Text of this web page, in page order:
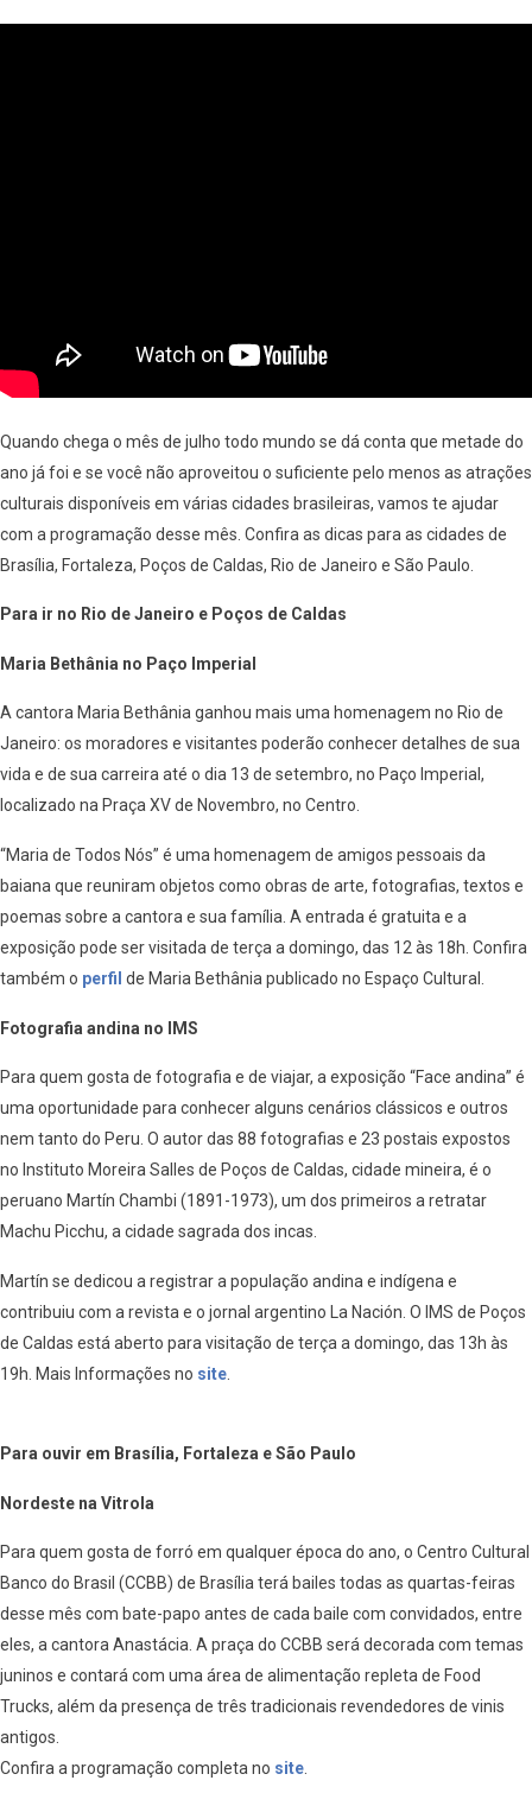
Quando chega o mês de julho todo mundo se dá conta que metade do
ano já foi e se você não aproveitou o suficiente pelo menos as atrações
culturais disponíveis em várias cidades brasileiras, vamos te ajudar
com a programação desse mês. Confira as dicas para as cidades de
Brasília, Fortaleza, Poços de Caldas, Rio de Janeiro e São Paulo.
Para ir no Rio de Janeiro e Poços de Caldas
Maria Bethânia no Paço Imperial
A cantora Maria Bethânia ganhou mais uma homenagem no Rio de
Janeiro: os moradores e visitantes poderão conhecer detalhes de sua
vida e de sua carreira até o dia 13 de setembro, no Paço Imperial,
localizado na Praça XV de Novembro, no Centro.
“Maria de Todos Nós” é uma homenagem de amigos pessoais da
baiana que reuniram objetos como obras de arte, fotografias, textos e
poemas sobre a cantora e sua família. A entrada é gratuita e a
exposição pode ser visitada de terça a domingo, das 12 às 18h. Confira
também o perfil de Maria Bethânia publicado no Espaço Cultural.
Fotografia andina no IMS
Para quem gosta de fotografia e de viajar, a exposição “Face andina” é
uma oportunidade para conhecer alguns cenários clássicos e outros
nem tanto do Peru. O autor das 88 fotografias e 23 postais expostos
no Instituto Moreira Salles de Poços de Caldas, cidade mineira, é o
peruano Martín Chambi (1891-1973), um dos primeiros a retratar
Machu Picchu, a cidade sagrada dos incas.
Martín se dedicou a registrar a população andina e indígena e
contribuiu com a revista e o jornal argentino La Nación. O IMS de Poços
de Caldas está aberto para visitação de terça a domingo, das 13h às
19h. Mais Informações no site
Para ouvir em Brasília, Fortaleza e São Paulo
Nordeste na Vitrola
Para quem gosta de forró em qualquer época do ano, o Centro Cultural
Banco do Brasil (CCBB) de Brasília terá bailes todas as quartas-feiras
desse mês com bate-papo antes de cada baile com convidados, entre
eles, a cantora Anastácia. A praça do CCBB será decorada com temas
juninos e contará com uma área de alimentação repleta de Food
Trucks, além da presença de três tradicionais revendedores de vinis
antigos.
Confira a programação completa no site.